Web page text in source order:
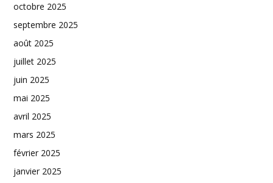
octobre 2025
septembre 2025
août 2025
juillet 2025
juin 2025
mai 2025
avril 2025
mars 2025
février 2025
janvier 2025